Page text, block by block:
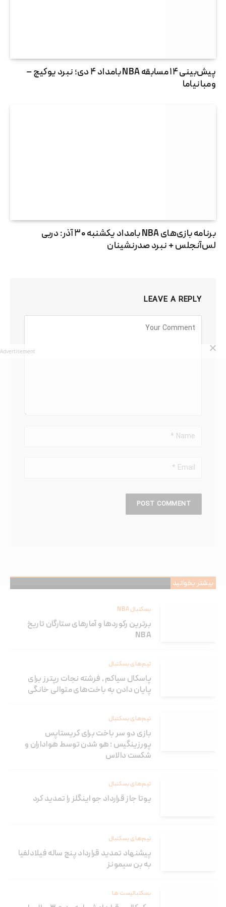
پیش‌بینی ۱۴ مسابقه NBA بامداد ۴ دی؛ نبرد یوکیچ –
ومبانیاما
برنامه بازی‌های NBA بامداد یکشنبه ۳۰ آذر: دربی
لس‌آنجلس + نبرد صدرنشینان
LEAVE A REPLY
بیشتر بخوانید
بسکتبال NBA
برترین رکوردها و آمارهای ستارگان تاریخ
NBA
تیم‌های بسکتبال
پاسکال سیاکم ، فرشته نجات رپترز برای
پایان دادن به باخت‌های متوالی خانگی
تیم‌های بسکتبال
بازی دو سر باخت برای کریستاپس
پورزینگیس ؛ هو شدن توسط هواداران و
شکست دالاس
تیم‌های بسکتبال
یوتا جاز قرارداد جو اینگلز را تمدید کرد
تیم‌های بسکتبال
پیشنهاد تمدید قرارداد پنج ساله فیلادلفیا
به بن سیمونز
بسکتبالیست ها
Advertisement